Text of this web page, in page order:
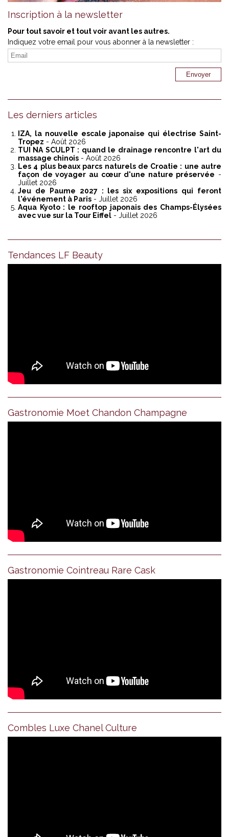
Inscription à la newsletter
Pour tout savoir et tout voir avant les autres.
Indiquez votre email pour vous abonner à la newsletter :
Les derniers articles
IZA, la nouvelle escale japonaise qui électrise Saint-
Tropez - Août 2026
TUI NA SCULPT : quand le drainage rencontre l'art du
massage chinois - Août 2026
Les 4 plus beaux parcs naturels de Croatie : une autre
façon de voyager au cœur d'une nature préservée -
Juillet 2026
Jeu de Paume 2027 : les six expositions qui feront
l'événement à Paris - Juillet 2026
Aqua Kyoto : le rooftop japonais des Champs-Élysées
avec vue sur la Tour Eiffel - Juillet 2026
Tendances LF Beauty
Gastronomie Moet Chandon Champagne
Gastronomie Cointreau Rare Cask
Combles Luxe Chanel Culture